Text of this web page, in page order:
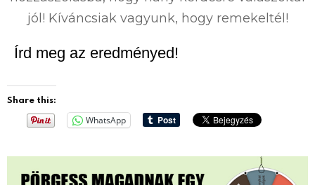
jól! Kíváncsiak vagyunk, hogy remekeltél!
Írd meg az eredményed!
Share this:
WhatsApp
szórakoztató kvíz
Napi kvízek – minden nap új
kvíz, mutatunk egy kis izelítőt